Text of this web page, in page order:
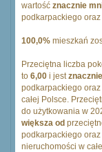
wartość znacznie
podkarpackiego oraz
100,0% mieszkań
Przeciętna liczba
to 6,00 i jest
podkarpackiego oraz
całej Polsce.
do użytkowania w
większa od
podkarpackiego oraz
nieruchomości w